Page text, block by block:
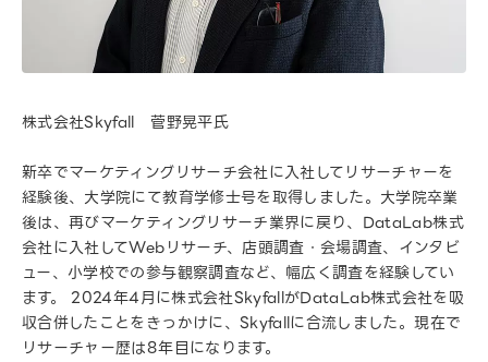
株式会社Skyfall 菅野晃平氏
新卒でマーケティングリサーチ会社に入社してリサーチャーを
経験後、大学院にて教育学修士号を取得しました。大学院卒業
後は、再びマーケティングリサーチ業界に戻り、DataLab株式
会社に入社してWebリサーチ、店頭調査・会場調査、インタビ
ュー、小学校での参与観察調査など、幅広く調査を経験してい
ます。 2024年4月に株式会社SkyfallがDataLab株式会社を吸
収合併したことをきっかけに、Skyfallに合流しました。現在で
リサーチャー歴は8年目になります。